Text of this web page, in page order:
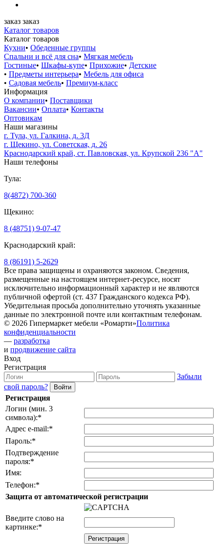
заказ заказ
Каталог товаров
Каталог товаров
Кухни• Обеденные группы
Спальни и всё для сна• Мягкая мебель
Гостиные• Шкафы-купе• Прихожие• Детские
• Предметы интерьера• Мебель для офиса
• Садовая мебель• Премиум-класс
Информация
О компании• Поставщики
Вакансии• Оплата• Контакты
Оптовикам
Наши магазины
г. Тула, ул. Галкина, д. 3Д
г. Щекино, ул. Советская, д. 26
Краснодарский край, ст. Павловская, ул. Крупской 236 "А"
Наши телефоны
Тула:
8(4872) 700-360
Щекино:
8 (48751) 9-07-47
Краснодарский край:
8 (86191) 5-2629
Все права защищены и охраняются законом. Сведения,
размещенные на настоящем интернет-ресурсе, носят
исключительно информационный характер и не являются
публичной офертой (ст. 437 Гражданского кодекса РФ).
Убедительная просьба дополнительно уточнять указанные
данные по электронной почте или контактным телефонам.
© 2026 Гипермаркет мебели «Ромарти»Политика
конфиденциальности
— разработка
и продвижение сайта
Вход
Регистрация
Забыли
свой пароль?
Регистрация
Логин (мин. 3
символа):*
Адрес e-mail:*
Пароль:*
Подтверждение
пароля:*
Имя:
Телефон:*
Защита от автоматической регистрации
Введите слово на
картинке:*